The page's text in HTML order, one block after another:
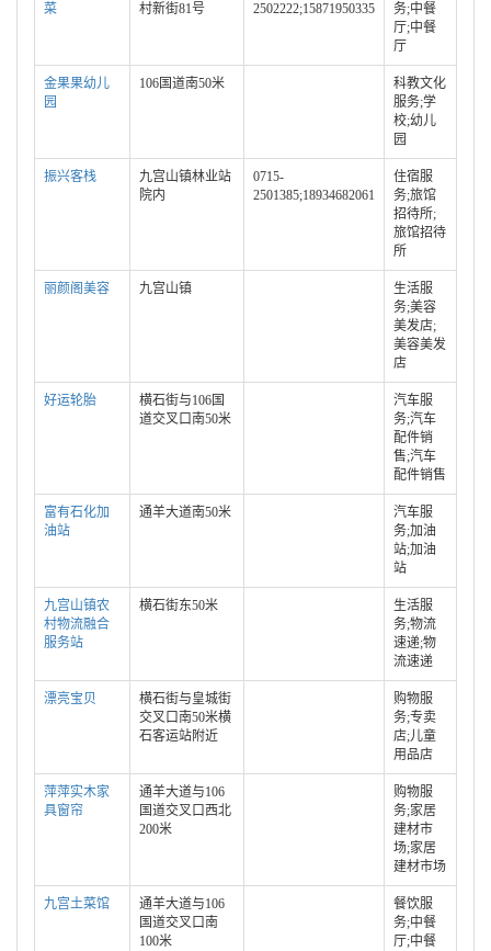
菜
村新街81号
2502222;15871950335
务;中餐
厅;中餐
厅
金果果幼儿
园
106国道南50米
科教文化
服务;学
校;幼儿
园
振兴客栈
九宫山镇林业站
院内
0715-
2501385;18934682061
住宿服
务;旅馆
招待所;
旅馆招待
所
丽颜阁美容 九宫山镇
生活服
务;美容
美发店;
美容美发
店
好运轮胎
横石街与106国
道交叉口南50米
汽车服
务;汽车
配件销
售;汽车
配件销售
富有石化加
油站
通羊大道南50米
汽车服
务;加油
站;加油
站
九宫山镇农
村物流融合
服务站
横石街东50米
生活服
务;物流
速递;物
流速递
漂亮宝贝
横石街与皇城街
交叉口南50米横
石客运站附近
购物服
务;专卖
店;儿童
用品店
萍萍实木家
具窗帘
通羊大道与106
国道交叉口西北
200米
购物服
务;家居
建材市
场;家居
建材市场
九宫土菜馆
通羊大道与106
国道交叉口南
100米
餐饮服
务;中餐
厅;中餐